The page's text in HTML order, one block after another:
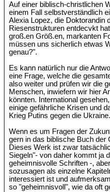
Auf einer biblisch-christlichen
einem Fall selbstverständlich
Alexia Lopez, die Doktorandin
Riesenstrukturen entdecvkt
groß.en Größ.en, markanten
müssen uns sicherlich etwas
genau?".
Es kann natürlich nur die
eine Frage, welche die
also weiter und prüfen wir die
Menschen, inwiefern wir hier
könnten. International
einige gefährliche Krisen und
Krieg Putins gegen die Ukraine.
Wenn es um Fragen der
gern in das biblische Buch der
Dieses Werk ist zwar
Siegeln"- von daher kommt ja
geheimnisvolle Schriften -,
sozusagen als einzelne
interessiert ist und
so "geheimnisvoll", wie da oft